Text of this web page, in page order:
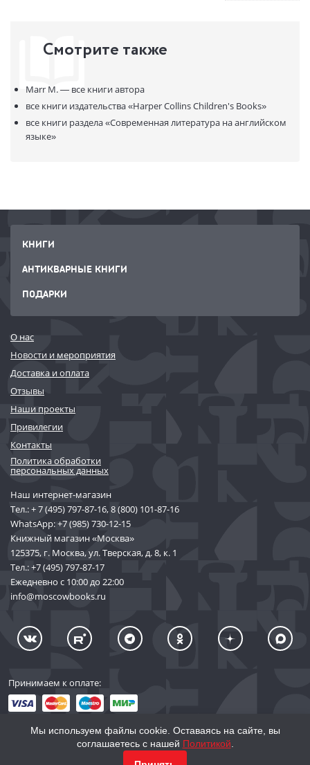
farther from the clean lines of the High Court. But you can't choose
where your heart will take you, and when Devlin and Ani meet, two
for better — and for worse!
Смотрите также
Marr M. — все книги автора
все книги издательства«Harper Collins Children's Books»
все книги раздела«Современная литература на английском
языке»
КНИГИ
АНТИКВАРНЫЕ КНИГИ
ПОДАРКИ
О нас
Новости и мероприятия
Доставка и оплата
Отзывы
Наши проекты
Привилегии
Контакты
Политика обработки
персональных данных
Наш интернет-магазин
Тел.:+ 7 (495) 797-87-16,8 (800) 101-87-16
WhatsApp:+7 (985) 730-12-15
Книжный магазин «Москва»
125375, г. Москва, ул. Тверская, д. 8, к. 1
Тел.:+7 (495) 797-87-17
Ежедневно с 10:00 до 22:00
info@moscowbooks.ru
Принимаем к оплате:
© 2002–2026 «Торговый Дом Книги «МОСКВА»
Мы используем файлы cookie. Оставаясь на сайте, вы
соглашаетесь с нашей Политикой